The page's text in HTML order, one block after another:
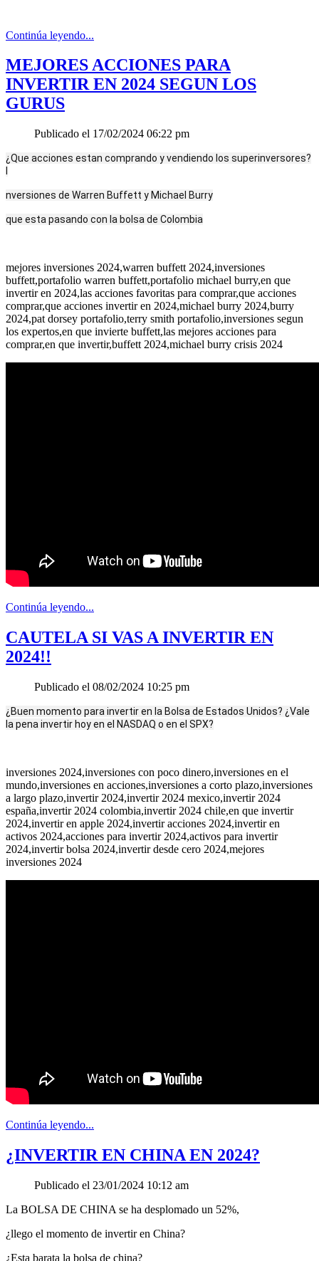
Continúa leyendo...
MEJORES ACCIONES PARA
INVERTIR EN 2024 SEGUN LOS
GURUS
Publicado el 17/02/2024 06:22 pm
¿Que acciones estan comprando y vendiendo los superinversores?
nversiones de Warren Buffett y Michael Burry
que esta pasando con la bolsa de Colombia
mejores inversiones 2024,warren buffett 2024,inversiones
buffett,portafolio warren buffett,portafolio michael burry,en que
invertir en 2024,las acciones favoritas para comprar,que acciones
comprar,que acciones invertir en 2024,michael burry 2024,burry
2024,pat dorsey portafolio,terry smith portafolio,inversiones segun
los expertos,en que invierte buffett,las mejores acciones para
comprar,en que invertir,buffett 2024,michael burry crisis 2024
Continúa leyendo...
CAUTELA SI VAS A INVERTIR EN
2024!!
Publicado el 08/02/2024 10:25 pm
¿Buen momento para invertir en la Bolsa de Estados Unidos? ¿Vale
la pena invertir hoy en el NASDAQ o en el SPX?
inversiones 2024,inversiones con poco dinero,inversiones en el
mundo,inversiones en acciones,inversiones a corto plazo,inversiones
a largo plazo,invertir 2024,invertir 2024 mexico,invertir 2024
españa,invertir 2024 colombia,invertir 2024 chile,en que invertir
2024,invertir en apple 2024,invertir acciones 2024,invertir en
activos 2024,acciones para invertir 2024,activos para invertir
2024,invertir bolsa 2024,invertir desde cero 2024,mejores
inversiones 2024
Continúa leyendo...
¿INVERTIR EN CHINA EN 2024?
Publicado el 23/01/2024 10:12 am
La BOLSA DE CHINA se ha desplomado un 52%,
¿llego el momento de invertir en China?
¿Esta barata la bolsa de china?